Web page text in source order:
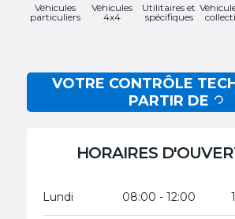
Véhicules
particuliers
Véhicules
4x4
Utilitaires et
spécifiques
VOTRE CONTRÔLE
PARTIR DE
HORAIRES
Lundi 08:00 - 12:00